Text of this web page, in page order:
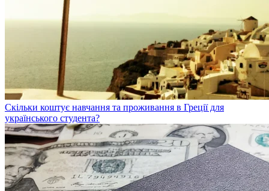
Скільки коштує навчання та проживання в Греції для
українського студента?